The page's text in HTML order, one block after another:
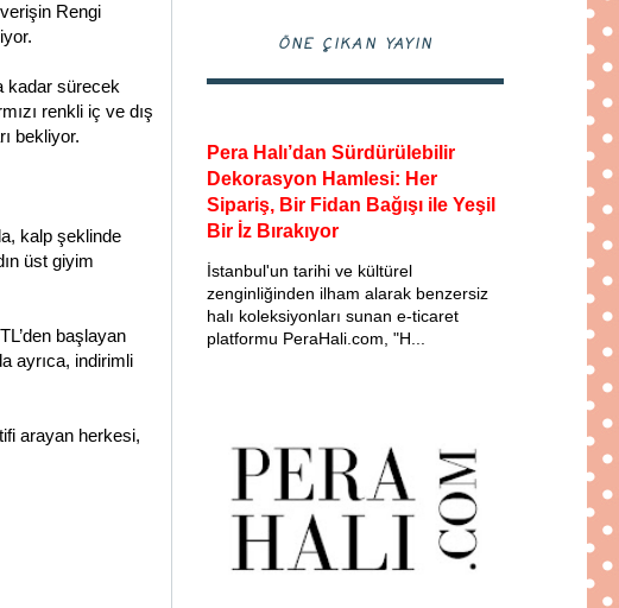
Rengi
kadar sürecek
renkli iç ve dış
bekliyor.
kalp şeklinde
üst giyim
başlayan
ayrıca, indirimli
arayan herkesi,
ÖNE ÇIKAN YAYIN
Pera Halı’dan Sürdürülebilir
Dekorasyon Hamlesi: Her
Sipariş, Bir Fidan Bağışı ile Yeşil
Bir İz Bırakıyor
İstanbul'un tarihi ve kültürel
zenginliğinden ilham alarak benzersiz
halı koleksiyonları sunan e-ticaret
platformu PeraHali.com, "H...